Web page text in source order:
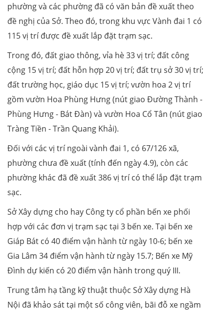
phường và các phường đã có văn bản đề xuất theo
đề nghị của Sở. Theo đó, trong khu vực Vành đai 1 có
115 vị trí được đề xuất lắp đặt trạm sạc.
Trong đó, đất giao thông, vỉa hè 33 vị trí; đất công
cộng 15 vị trí; đất hỗn hợp 20 vị trí; đất trụ sở 30 vị trí;
đất trường học, giáo dục 15 vị trí; vườn hoa 2 vị trí
gồm vườn Hoa Phùng Hưng (nút giao Đường Thành -
Phùng Hưng - Bát Đàn) và vườn Hoa Cổ Tân (nút giao
Tràng Tiền - Trần Quang Khải).
Đối với các vị trí ngoài vành đai 1, có 67/126 xã,
phường chưa đề xuất (tính đến ngày 4.9), còn các
phường khác đã đề xuất 386 vị trí có thể lắp đặt trạm
sạc.
Sở Xây dựng cho hay Công ty cổ phần bến xe phối
hợp với các đơn vị trạm sạc tại 3 bến xe. Tại bến xe
Giáp Bát có 40 điểm vận hành từ ngày 10-6; bến xe
Gia Lâm 34 điểm vận hành từ ngày 15.7; Bến xe Mỹ
Đình dự kiến có 20 điểm vận hành trong quý III.
Trung tâm hạ tầng kỹ thuật thuộc Sở Xây dựng Hà
Nội đã khảo sát tại một số công viên, bãi đỗ xe ngầm